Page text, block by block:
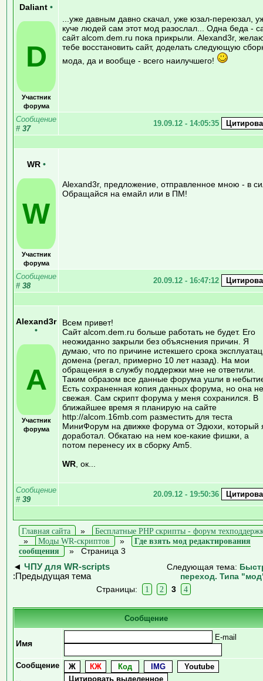
Daliant •
D
Участник
форума
...уже давным давно скачал, уже юзал-переюзал,
куче людей сам этот мод разослал... Одна беда -
сайт alcom.dem.ru пока прикрыли. Alexand3r,
тебе восстановить сайт, доделать следующую
мода, да и вообще - всего наилучшего!
Сообщение
# 37
19.09.12 - 14:05:35
WR •
W
Участник
форума
Alexand3r, предложение, отправленное мною - в
Обращайся на емайл или в ПМ!
Сообщение
# 38
20.09.12 - 16:47:12
Alexand3r
•
A
Участник
форума
Всем привет!
Сайт alcom.dem.ru больше работать не будет. Его
неожиданно закрыли без объяснения причин. Я
думаю, что по причине истекшего срока
домена (регал, примерно 10 лет назад). На мои
обращения в службу поддержки мне не ответили.
Таким образом все данные форума ушли в
Есть сохраненная копия данных форума, но она не
свежая. Сам скрипт форума у меня сохранился. В
ближайшее время я планирую на сайте
http://alcom.16mb.com разместить для теста
МиниФорум на движке форума от Эдюхи, который
доработал. Обкатаю на нем кое-какие фишки, а
потом перенесу их в сборку Am5.
WR , ок...
Сообщение
# 39
20.09.12 - 19:50:36
Главная сайта »
Бесплатные PHP скрипты - форум
»
Моды WR-скриптов »
Где взять мод редактирования
сообщения
» Страница 3
◄ ЧПУ для WR-scripts
:Предыдущая тема
Следующая тема:
переход. Типа
Страницы:
1 2 3 4
Сообщение
Имя
E-mail
Сообщение